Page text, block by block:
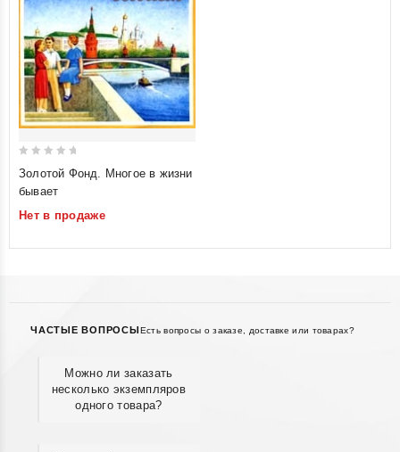
5
Золотой Фонд. Многое в жизни
бывает
Нет в продаже
ЧАСТЫЕ ВОПРОСЫ Есть вопросы о заказе, доставке или товарах?
Можно ли заказать
несколько экземпляров
одного товара?